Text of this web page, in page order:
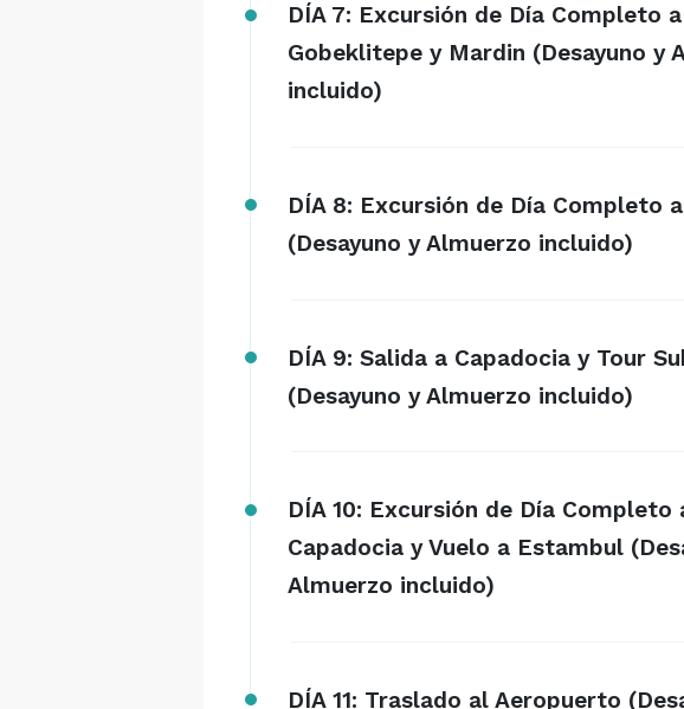
DÍA 7: Excursión de Día Completo a
Gobeklitepe y Mardin (Desayuno y
incluido)
DÍA 8: Excursión de Día Completo a
(Desayuno y Almuerzo incluido)
DÍA 9: Salida a Capadocia y Tour
(Desayuno y Almuerzo incluido)
DÍA 10: Excursión de Día Completo
Capadocia y Vuelo a Estambul
Almuerzo incluido)
DÍA 11: Traslado al Aeropuerto